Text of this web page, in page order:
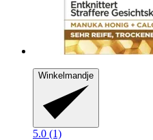
Winkelmandje
5.0 (1)